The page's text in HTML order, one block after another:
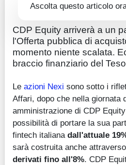
Ascolta questo articolo
CDP Equity arriverà a un
l'Offerta pubblica di
momento niente scalata.
braccio finanziario del
Le azioni Nexi sono sotto i
Affari, dopo che nella giornata
amministrazione di CDP
possibilità di portare la sua
fintech italiana dall'attuale
sarà costruita anche
derivati fino all'8%. CDP